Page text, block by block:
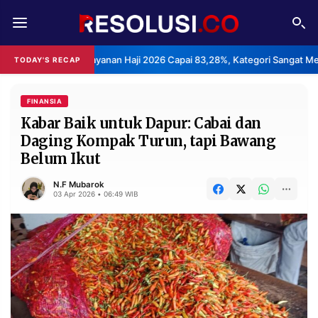
TODAY'S RECAP
Layanan Haji 2026 Capai 83,28%, Kategori Sangat Memuaskan.
REDAKSI TENTANG
RESOLUSI IKLAN
RUBRIKASI
EDITORIAL AKSARA
FINANSIA PERSONA
DAERAH NASIONAL
MANCA SPORT
INFORMASI
FINANSIA
Kabar Baik untuk Dapur: Cabai dan
Daging Kompak Turun, tapi Bawang
Belum Ikut
N.F Mubarok
03 Apr 2026 • 06:49 WIB